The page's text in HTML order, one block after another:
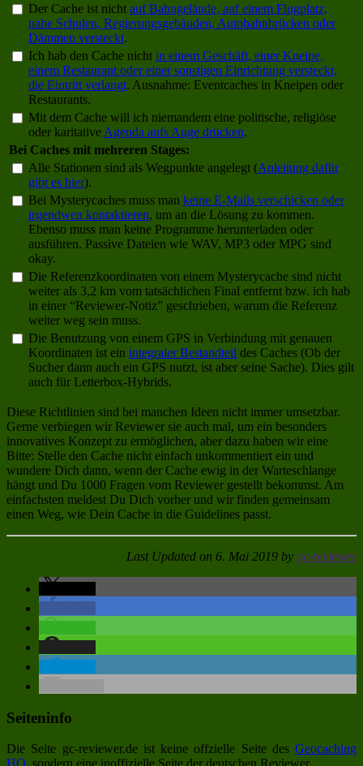
Der Cache ist nicht auf Bahngelände, auf einem Flugplatz,
nahe Schulen, Regierungsgebäuden, Autobahnbrücken oder
Dämmen versteckt.
Ich hab den Cache nicht in einem Geschäft, einer Kneipe,
einem Restaurant oder einer sonstigen Einrichtung versteckt,
die Eintritt verlangt. Ausnahme: Eventcaches in Kneipen oder
Restaurants.
Mit dem Cache will ich niemandem eine politische, religiöse
oder karitative Agenda aufs Auge drücken.
Bei Caches mit mehreren Stages:
Alle Stationen sind als Wegpunkte angelegt (Anleitung dafür
gibt es hier).
Bei Mysterycaches muss man keine E-Mails verschicken oder
irgendwen kontaktieren, um an die Lösung zu kommen.
Ebenso muss man keine Programme herunterladen oder
ausführen. Passive Dateien wie WAV, MP3 oder MPG sind
okay.
Die Referenzkoordinaten von einem Mysterycache sind nicht
weiter als 3,2 km vom tatsächlichen Final entfernt bzw. ich hab
in einer “Reviewer-Notiz” geschrieben, warum die Referenz
weiter weg sein muss.
Die Benutzung von einem GPS in Verbindung mit genauen
Koordinaten ist ein integraler Bestandteil des Caches (Ob der
Sucher dann auch ein GPS nutzt, ist aber seine Sache). Dies gilt
auch für Letterbox-Hybrids.
Diese Richtlinien sind bei manchen Ideen nicht immer umsetzbar.
Gerne verbiegen wir Reviewer sie auch mal, um ein besonders
innovatives Konzept zu ermöglichen, aber dazu haben wir eine
Bitte: Stelle den Cache nicht einfach unkommentiert ein und
wundere Dich dann, wenn der Cache ewig in der Warteschlange
hängt und Du 1000 Fragen vom Reviewer gestellt bekommst. Am
einfachsten meldest Du Dich vorher und wir finden gemeinsam
einen Weg, wie Dein Cache in die Guidelines passt.
Last Updated on 6. Mai 2019 by gc-reviewer
Seiteninfo
Die Seite gc-reviewer.de ist keine offzielle Seite des Geocaching